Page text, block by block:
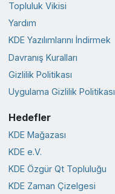
Topluluk Vikisi
Yardım
KDE Yazılımlarını İndirmek
Davranış Kuralları
Gizlilik Politikası
Uygulama Gizlilik Politikası
Hedefler
KDE Mağazası
KDE e.V.
KDE Özgür Qt Topluluğu
KDE Zaman Çizelgesi